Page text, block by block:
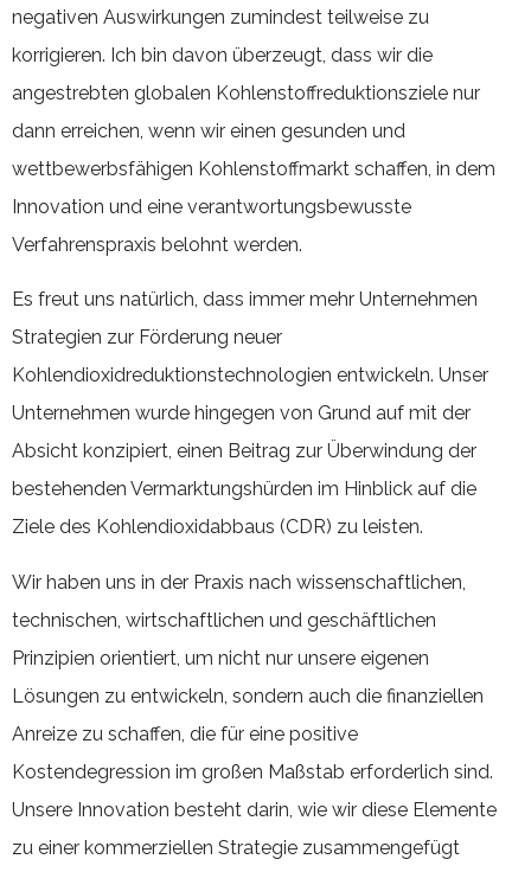
negativen Auswirkungen zumindest teilweise zu
korrigieren. Ich bin davon überzeugt, dass wir die
angestrebten globalen Kohlenstoffreduktionsziele nur
dann erreichen, wenn wir einen gesunden und
wettbewerbsfähigen Kohlenstoffmarkt schaffen, in dem
Innovation und eine verantwortungsbewusste
Verfahrenspraxis belohnt werden.
Es freut uns natürlich, dass immer mehr Unternehmen
Strategien zur Förderung neuer
Kohlendioxidreduktionstechnologien entwickeln. Unser
Unternehmen wurde hingegen von Grund auf mit der
Absicht konzipiert, einen Beitrag zur Überwindung der
bestehenden Vermarktungshürden im Hinblick auf die
Ziele des Kohlendioxidabbaus (CDR) zu leisten.
Wir haben uns in der Praxis nach wissenschaftlichen,
technischen, wirtschaftlichen und geschäftlichen
Prinzipien orientiert, um nicht nur unsere eigenen
Lösungen zu entwickeln, sondern auch die finanziellen
Anreize zu schaffen, die für eine positive
Kostendegression im großen Maßstab erforderlich sind.
Unsere Innovation besteht darin, wie wir diese Elemente
zu einer kommerziellen Strategie zusammengefügt